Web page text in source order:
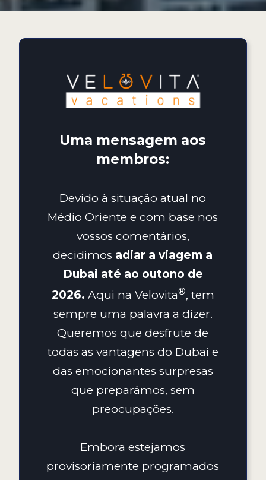
Uma mensagem aos
membros:
Devido à situação atual no
Médio Oriente e com base nos
vossos comentários,
decidimos adiar a viagem a
Dubai até ao outono de
2026. Aqui na Velovita
, tem
sempre uma palavra a dizer.
Queremos que desfrute de
todas as vantagens do Dubai e
das emocionantes surpresas
que preparámos, sem
preocupações.
Embora estejamos
provisoriamente programados